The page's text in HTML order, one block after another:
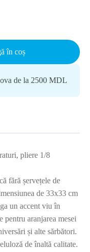
în coș
de la 2500 MDL
pliere 1/8
fără șervețele de
de 33x33 cm
un accent viu în
pentru aranjarea mesei
și alte sărbători.
de înaltă calitate.